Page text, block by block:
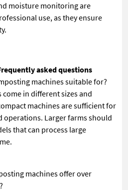
moisture monitoring are
use, as they ensure
asked questions
machines suitable for?
in different sizes and
machines are sufficient for
operations. Larger farms should
that can process large
machines offer over